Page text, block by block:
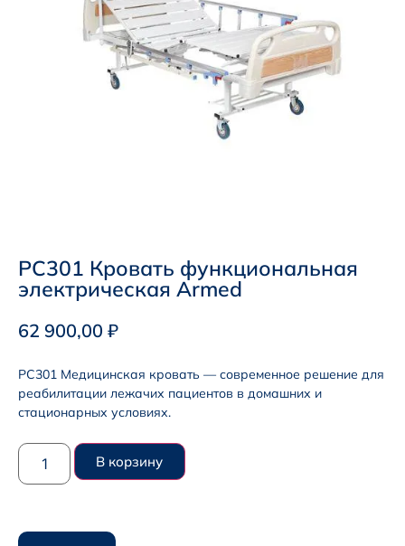
PC301 Кровать функциональная
электрическая Armed
62 900,00 ₽
PC301 Медицинская кровать — современное решение для
реабилитации лежачих пациентов в домашних и
стационарных условиях.
В корзину